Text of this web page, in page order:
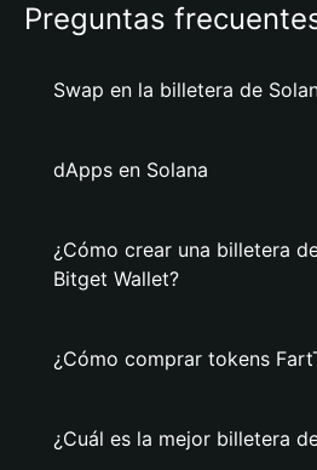
Preguntas
Swap en la billetera de
dApps en Solana
¿Cómo crear una billetera
Bitget Wallet?
¿Cómo comprar tokens
¿Cuál es la mejor billetera